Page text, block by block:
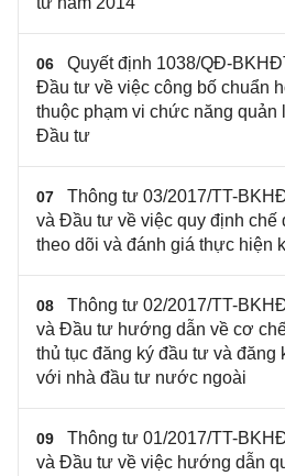
06
Quyết định 1038/QĐ-
Đầu tư về việc công bố chuẩn
thuộc phạm vi chức năng quản
Đầu tư
07
Thông tư 03/2017/TT-
và Đầu tư về việc quy định chế
theo dõi và đánh giá thực hiện
08
Thông tư 02/2017/TT-
và Đầu tư hướng dẫn về cơ
thủ tục đăng ký đầu tư và đăng
với nhà đầu tư nước ngoài
09
Thông tư 01/2017/TT-
và Đầu tư về việc hướng dẫn